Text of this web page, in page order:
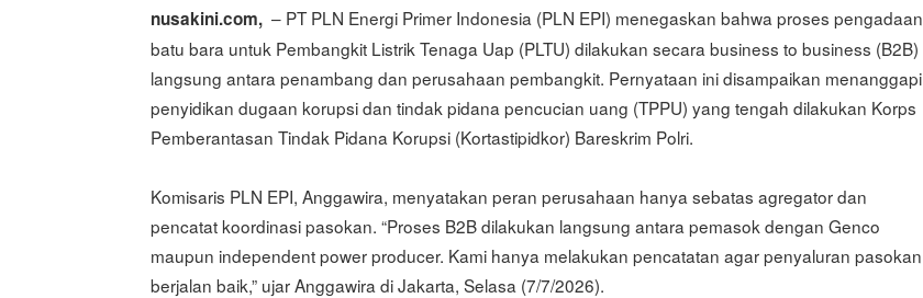
nusakini.com, – PT PLN Energi Primer Indonesia (PLN EPI) menegaskan bahwa proses pengadaan
batu bara untuk Pembangkit Listrik Tenaga Uap (PLTU) dilakukan secara business to business (B2B)
langsung antara penambang dan perusahaan pembangkit. Pernyataan ini disampaikan menanggapi
penyidikan dugaan korupsi dan tindak pidana pencucian uang (TPPU) yang tengah dilakukan Korps
Pemberantasan Tindak Pidana Korupsi (Kortastipidkor) Bareskrim Polri.
Komisaris PLN EPI, Anggawira, menyatakan peran perusahaan hanya sebatas agregator dan
pencatat koordinasi pasokan. “Proses B2B dilakukan langsung antara pemasok dengan Genco
maupun independent power producer. Kami hanya melakukan pencatatan agar penyaluran pasokan
berjalan baik,” ujar Anggawira di Jakarta, Selasa (7/7/2026).